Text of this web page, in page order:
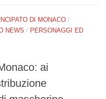
DI MONACO /
NEWS / PERSONAGGI ED
ai